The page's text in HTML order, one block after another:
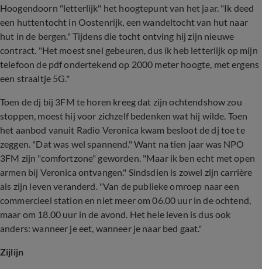
Hoogendoorn "letterlijk" het hoogtepunt van het jaar. "Ik deed
een huttentocht in Oostenrijk, een wandeltocht van hut naar
hut in de bergen." Tijdens die tocht ontving hij zijn nieuwe
contract. "Het moest snel gebeuren, dus ik heb letterlijk op mijn
telefoon de pdf ondertekend op 2000 meter hoogte, met ergens
een straaltje 5G."
Toen de dj bij 3FM te horen kreeg dat zijn ochtendshow zou
stoppen, moest hij voor zichzelf bedenken wat hij wilde. Toen
het aanbod vanuit Radio Veronica kwam besloot de dj toe te
zeggen. "Dat was wel spannend." Want na tien jaar was NPO
3FM zijn "comfortzone" geworden. "Maar ik ben echt met open
armen bij Veronica ontvangen." Sindsdien is zowel zijn carrière
als zijn leven veranderd. "Van de publieke omroep naar een
commercieel station en niet meer om 06.00 uur in de ochtend,
maar om 18.00 uur in de avond. Het hele leven is dus ook
anders: wanneer je eet, wanneer je naar bed gaat."
Zijlijn